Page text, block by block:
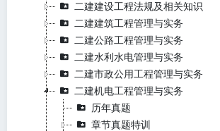
二建建设工程法规及相关知识
二建建筑工程管理与实务
二建公路工程管理与实务
二建水利水电管理与实务
二建市政公用工程管理与实务
二建机电工程管理与实务
历年真题
章节真题特训